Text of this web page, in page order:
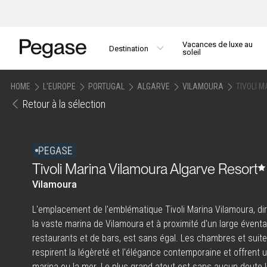
Destination
Vacances de luxe au
soleil
HOME L'EUROPE PORTUGAL ALGARVE VILAMOURA TIVOLI
Retour à la sélection
PEGASE
Tivoli Marina Vilamoura Algarve Resort
Vilamoura
L'emplacement de l'emblématique Tivoli Marina Vilamoura,
la vaste marina de Vilamoura et à proximité d'un large
restaurants et de bars, est sans égal. Les chambres et
respirent la légèreté et l'élégance contemporaine et offrent